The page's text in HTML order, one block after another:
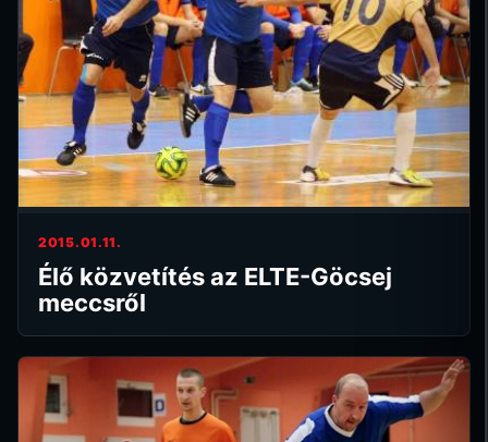
2015.01.11.
Élő közvetítés az ELTE-Göcsej
meccsről